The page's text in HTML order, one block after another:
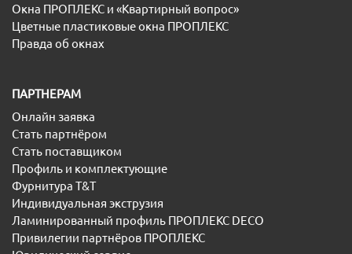
Окна ПРОПЛЕКС и «Квартирный вопрос»
Цветные пластиковые окна ПРОПЛЕКС
Правда об окнах
ПАРТНЕРАМ
Онлайн заявка
Стать партнёром
Стать поставщиком
Профиль и комплектующие
Фурнитура T&T
Индивидуальная экструзия
Ламинированный профиль ПРОПЛЕКС DECO
Привилегии партнёров ПРОПЛЕКС